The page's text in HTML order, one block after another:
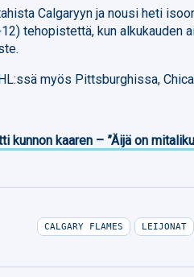
Calgaryyn ja nousi heti
tehopistettä, kun alkukauden
myös Pittsburghissa,
kunnon kaaren – ”Äijä on
CALGARY FLAMES LEIJONAT